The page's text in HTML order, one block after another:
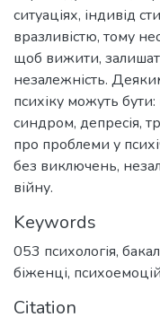
ситуаціях, індивід
вразливістю, тому
щоб вижити,
незалежність.
психіку можуть
синдром, депресія,
про проблеми у
без виключень,
війну.
Keywords
053 психологія,
біженці,
Citation